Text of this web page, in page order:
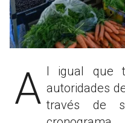
Al igual que todas las semanas, las autoridades
través de